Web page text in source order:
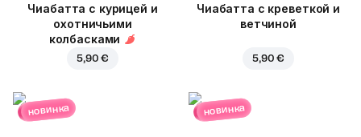
Чиабатта с курицей и
охотничьими
колбасками
5,90 €
Чиабатта с креветкой и
ветчиной
5,90 €
новинка новинка